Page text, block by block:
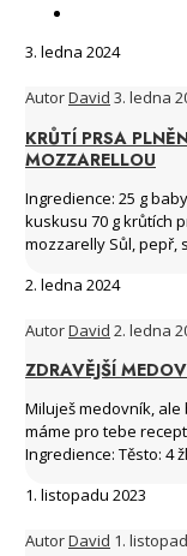
3. ledna 2024
AutorDavid 3. ledna
KRŮTÍ PRSA
MOZZARELLOU
Ingredience: 25 g
kuskusu 70 g krůtích
mozzarelly Sůl, pepř,
2. ledna 2024
AutorDavid 2. ledna
ZDRAVĚJŠÍ
Miluješ medovník, ale
máme pro tebe
Ingredience: Těsto: 4
1. listopadu 2023
AutorDavid 1.